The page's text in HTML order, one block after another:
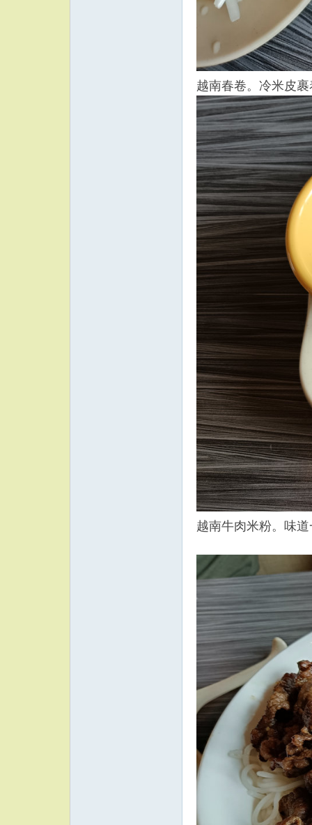
越南春卷。冷米皮
越南牛肉米粉。味